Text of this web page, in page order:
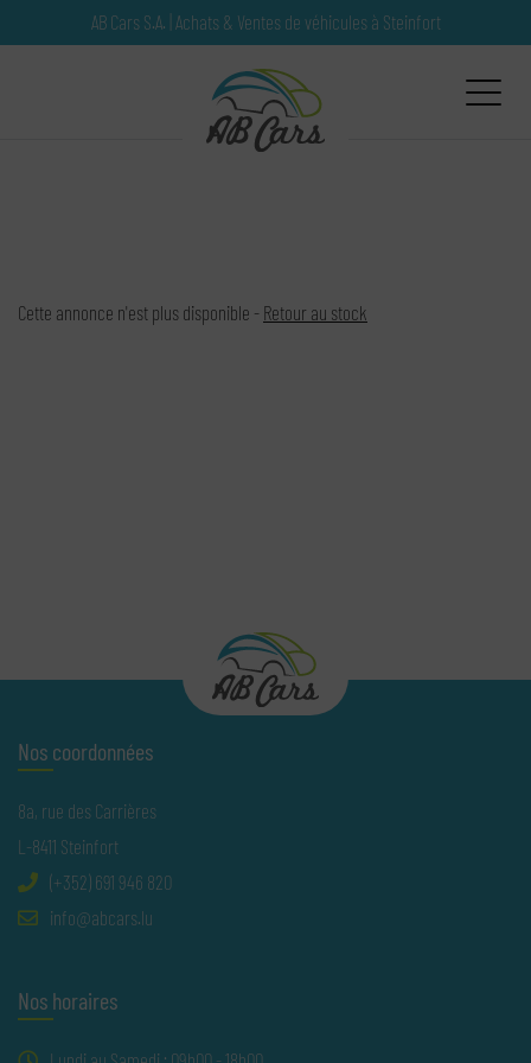
AB Cars S.A. | Achats & Ventes de véhiculesà Steinfort
Cette annonce n'est plus disponible - Retour au stock
Nos coordonnées
8a, rue des Carrières
L-8411 Steinfort
(+352) 691 946 820
ul.sra
cba@of
ni
Nos horaires
Paramètres avancés des cookies